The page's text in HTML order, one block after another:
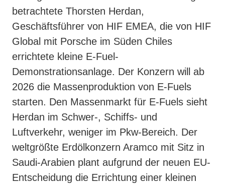
betrachtete Thorsten Herdan,
Geschäftsführer von HIF EMEA, die von HIF
Global mit Porsche im Süden Chiles
errichtete kleine E-Fuel-
Demonstrationsanlage. Der Konzern will ab
2026 die Massenproduktion von E-Fuels
starten. Den Massenmarkt für E-Fuels sieht
Herdan im Schwer-, Schiffs- und
Luftverkehr, weniger im Pkw-Bereich. Der
weltgrößte Erdölkonzern Aramco mit Sitz in
Saudi-Arabien plant aufgrund der neuen EU-
Entscheidung die Errichtung einer kleinen